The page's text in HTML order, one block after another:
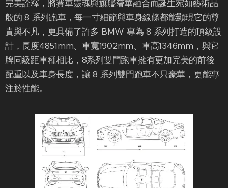
完美詮釋，將賽車靈魂與旗艦奢華融合而誕生宛如藝術品
般的 8 系列跑車，每一寸細節與車身線條都能顯現它的尊
貴與不凡，更具備了許多 BMW 專為 8 系列打造的頂級設
計，長度4851mm、車寬1902mm、車高1346mm，與它
牌同級距車種相比，8系列雙門跑車擁有更加完美的前後
配重以及車身長度，讓 8 系列雙門跑車不只豪華，更能專
注於性能。